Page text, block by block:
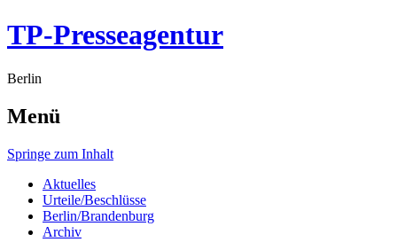
TP-Presseagentur
Berlin
Menü
Springe zum Inhalt
Aktuelles
Urteile/Beschlüsse
Berlin/Brandenburg
Archiv